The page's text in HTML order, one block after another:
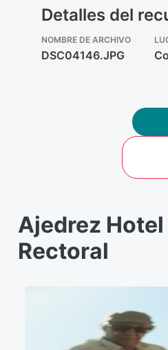
Detalles del
NOMBRE DE ARCHIVO
DSC04146.JPG
Ajedrez Hotel
Rectoral